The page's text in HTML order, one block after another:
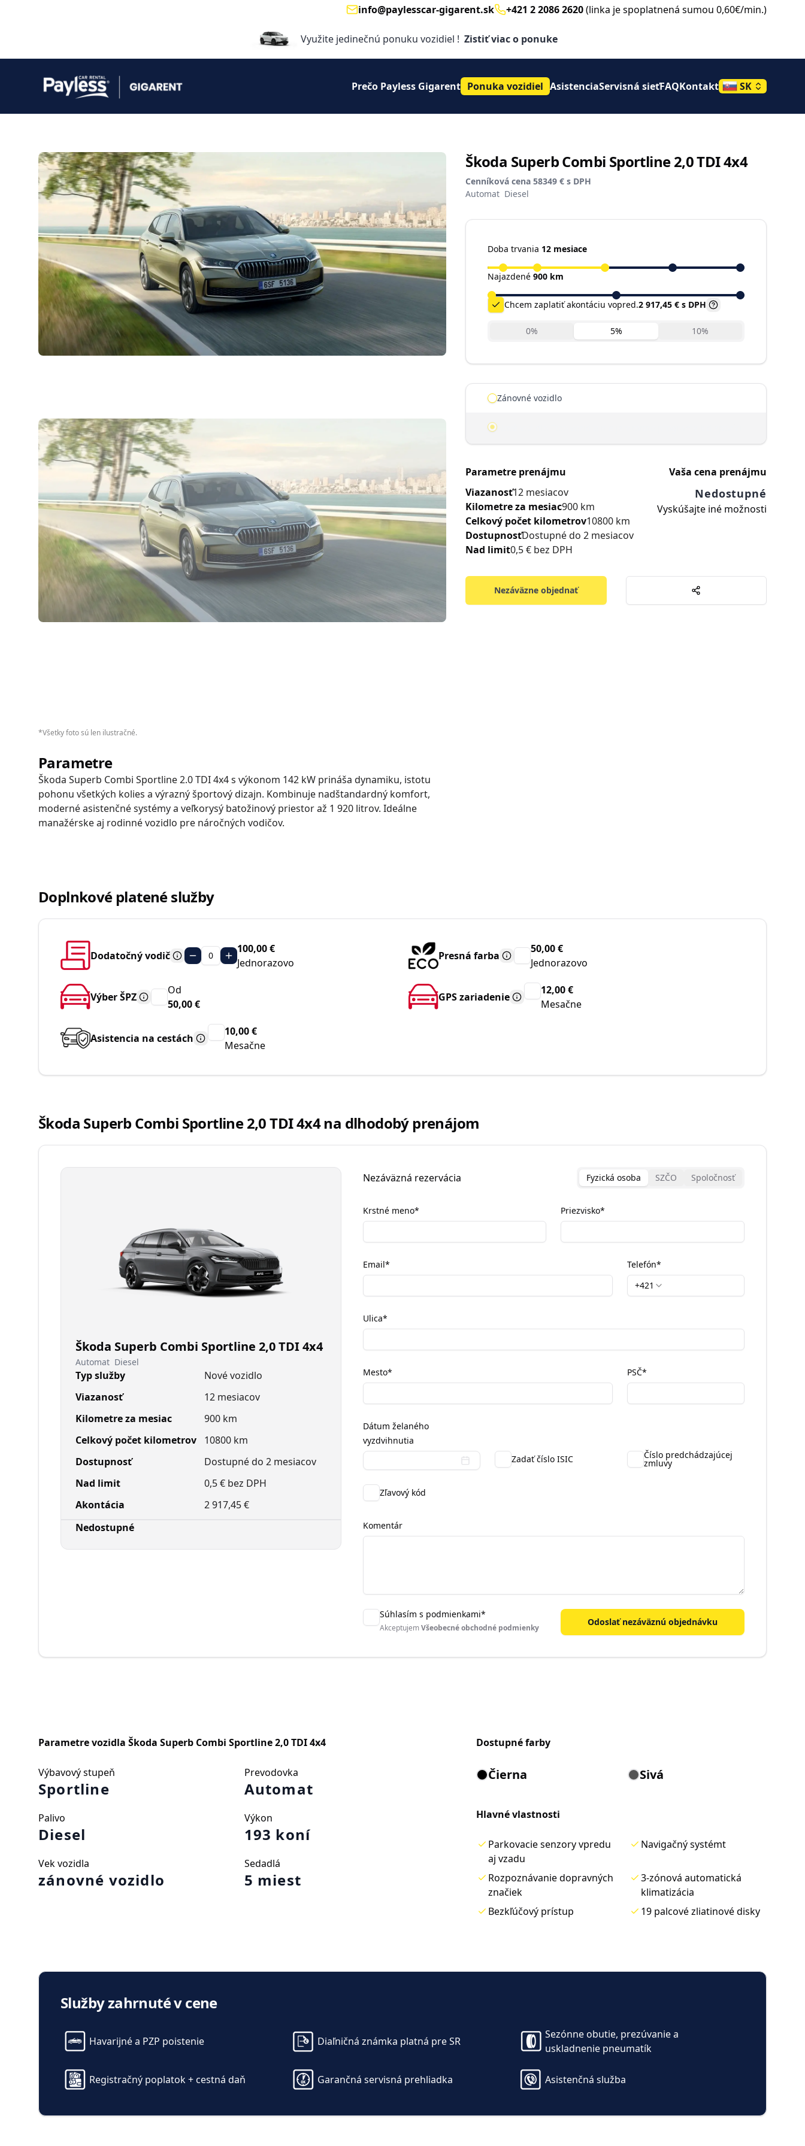
Emailinfo@paylesscar-gigarent.skTelephone
+421 2 2086 2620(linka je spoplatnená sumou 0,60€/min.)
Využite jedinečnú ponuku vozidiel ! Zistiť viac o ponuke
Prečo Payless Gigarent Ponuka vozidiel AsistenciaServisná sieťFAQKontakt SK
*Všetky foto sú len ilustračné.
Parametre
Škoda Superb Combi Sportline 2.0 TDI 4x4 s výkonom 142 kW prináša dynamiku, istotu
pohonu všetkých kolies a výrazný športový dizajn. Kombinuje nadštandardný komfort,
moderné asistenčné systémy a veľkorysý batožinový priestor až 1 920 litrov. Ideálne
manažérske aj rodinné vozidlo pre náročných vodičov.
Škoda Superb Combi Sportline 2,0 TDI 4x4
Cenníková cena 58349 € s DPH
Automat Diesel
Doba trvania 12 mesiace
Najazdené 900 km
Chcem zaplatiť akontáciu vopred.2 917,45 € s DPH
0% 5% 10%
dynamicPages.car.details.plan.label
Zánovné vozidlo
Parametre prenájmu
Viazanosť12 mesiacov
Kilometre za mesiac900 km
Celkový počet kilometrov10800 km
DostupnosťDostupné do 2 mesiacov
Nad limit0,5 € bez DPH
Vaša cena prenájmu
Nedostupné
Vyskúšajte iné možnosti
Nezáväzne objednať
Doplnkové platené služby
Dodatočný vodič 0
100,00 €
Jednorazovo
Presná farba
50,00 €
Jednorazovo
Výber ŠPZ
Od
50,00 €
GPS zariadenie
12,00 €
Mesačne
Asistencia na cestách
10,00 €
Mesačne
Škoda Superb Combi Sportline 2,0 TDI 4x4 na dlhodobý prenájom
Škoda Superb Combi Sportline 2,0 TDI 4x4
Automat Diesel
Typ služby
Nové vozidlo
Viazanosť
12 mesiacov
Kilometre za mesiac
900 km
Celkový počet kilometrov
10800 km
Dostupnosť
Dostupné do 2 mesiacov
Nad limit
0,5 € bez DPH
Akontácia
2 917,45 €
Nedostupné
Nezáväzná rezervácia Fyzická osoba SZČO Spoločnosť
Krstné meno* Priezvisko*
Email* Telefón*
+421
Ulica*
Mesto* PSČ*
Dátum želaného
vyzdvihnutia
Zadať číslo ISIC
Číslo predchádzajúcej
zmluvy
Zľavový kód
Komentár
Súhlasím s podmienkami*
AkceptujemVšeobecné obchodné podmienky
Odoslať nezáväznú objednávku
Parametre vozidla Škoda Superb Combi Sportline 2,0 TDI 4x4
Výbavový stupeň
Sportline
Prevodovka
Automat
Palivo
Diesel
Výkon
193 koní
Vek vozidla
zánovné vozidlo
Sedadlá
5 miest
Dostupné farby
Čierna Sivá
Hlavné vlastnosti
Parkovacie senzory vpredu
aj vzadu
Navigačný systémt
Rozpoznávanie dopravných
značiek
3-zónová automatická
klimatizácia
Bezkľúčový prístup
19 palcové zliatinové disky
predné sedadlo vodiča s
pamäťou
Komfortné otváranie kufra
(virtuálny pedál) + Easy
Akustické bočné okná
(Sunset)
Vyhrievané, elektricky
sklopné vonkajšie zrkadlá
Elektricky nastaviteľná
Audiosystém CANTON Voľba jazdných režimov
Služby zahrnuté v cene
Havarijné a PZP poistenie Diaľničná známka platná pre SR
Sezónne obutie, prezúvanie a
uskladnenie pneumatík
Registračný poplatok + cestná daň Garančná servisná prehliadka Asistenčná služba